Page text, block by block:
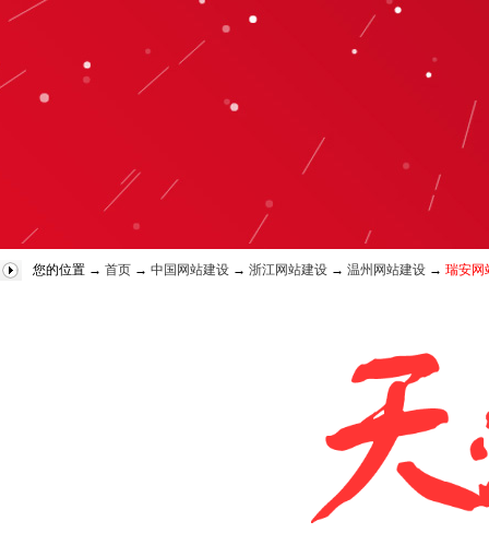
您的位置 → 首页 → 中国网站建设 → 浙江网站建设 → 温州网站建设 → 瑞安网